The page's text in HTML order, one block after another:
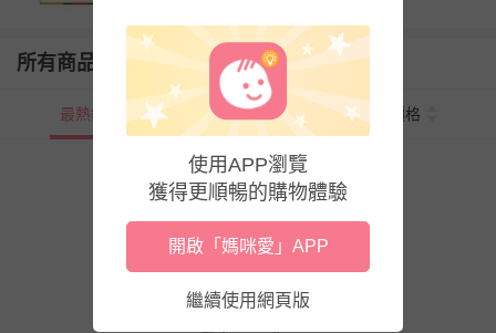
所有商品
最熱銷 新上市 價格
使用APP瀏覽
獲得更順暢的購物體驗
開啟「媽咪愛」APP
繼續使用網頁版